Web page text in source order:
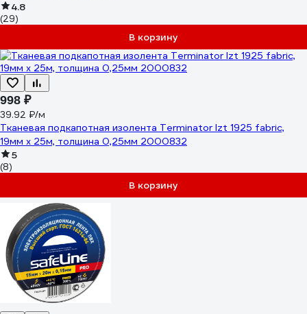
4.8
(29)
В корзину
998 ₽
39.92 ₽/м
Тканевая подкапотная изолента Terminator Izt 1925 fabric,
19мм х 25м, толщина 0,25мм 2000832
5
(8)
В корзину